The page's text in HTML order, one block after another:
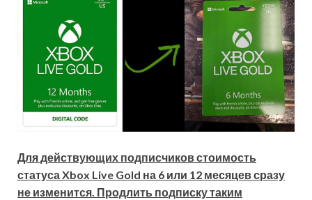
Для действующих подписчиков стоимость
статуса Xbox Live Gold на 6 или 12 месяцев сразу
не изменится. Продлить подписку таким